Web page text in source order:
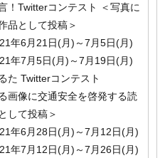
！Twitterコンテスト ＜写真に
品として投稿＞
年6月21日(月)～7月5日(月)
年7月5日(月)～7月19日(月)
た Twitterコンテスト
画像に交通安全を啓発する読
して投稿＞
年6月28日(月)～7月12日(月)
年7月12日(月)～7月26日(月)